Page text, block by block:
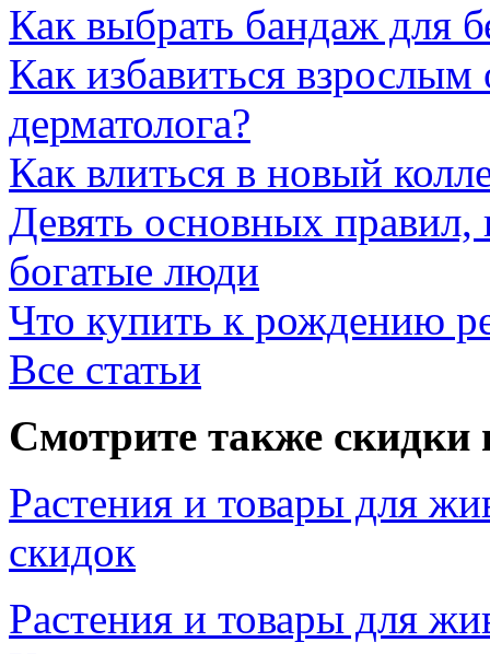
Как выбрать бандаж для
Как избавиться
дерматолога?
Как влиться в новый
Девять основных
богатые люди
Что купить к рождению
Все статьи
Смотрите также скидки
Растения и товары для
скидок
Растения и товары для